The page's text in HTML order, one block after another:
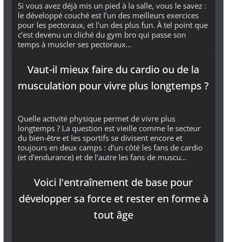
Si vous avez déjà mis un pied à la salle, vous le savez :
le développé couché est l'un des meilleurs exercices
pour les pectoraux, et l'un des plus fun. À tel point que
c’est devenu un cliché du gym bro qui passe son
temps à muscler ses pectoraux…
Vaut-il mieux faire du cardio ou de la
musculation pour vivre plus longtemps ?
Quelle activité physique permet de vivre plus
longtemps ? La question est vieille comme le secteur
du bien-être et les sportifs se divisent encore et
toujours en deux camps : d'un côté les fans de cardio
(et d'endurance) et de l'autre les fans de muscu…
Voici l'entraînement de base pour
développer sa force et rester en forme à
tout âge